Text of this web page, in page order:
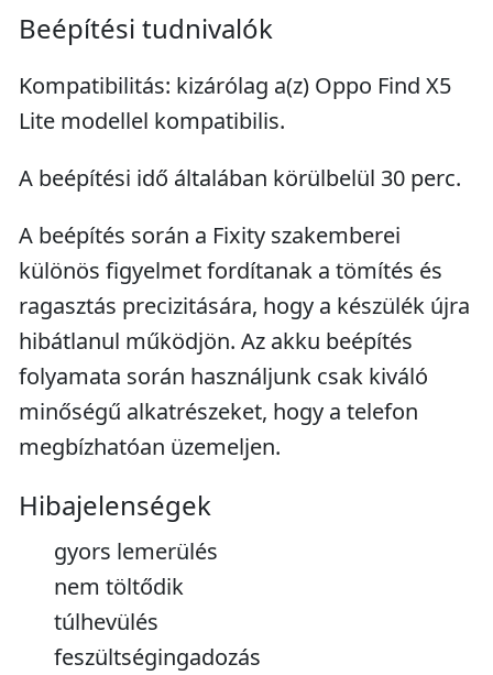
Beépítési tudnivalók
Kompatibilitás: kizárólag a(z) Oppo Find X5
Lite modellel kompatibilis.
A beépítési idő általában körülbelül 30 perc.
A beépítés során a Fixity szakemberei
különös figyelmet fordítanak a tömítés és
ragasztás precizitására, hogy a készülék újra
hibátlanul működjön. Az akku beépítés
folyamata során használjunk csak kiváló
minőségű alkatrészeket, hogy a telefon
megbízhatóan üzemeljen.
Hibajelenségek
gyors lemerülés
nem töltődik
túlhevülés
feszültségingadozás